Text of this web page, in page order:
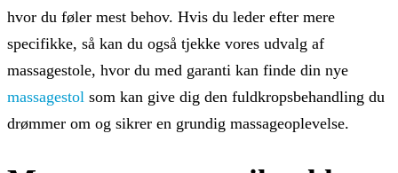
hvor du føler mest behov. Hvis du leder efter mere
specifikke, så kan du også tjekke vores udvalg af
massagestole, hvor du med garanti kan finde din nye
massagestol som kan give dig den fuldkropsbehandling du
drømmer om og sikrer en grundig massageoplevelse.